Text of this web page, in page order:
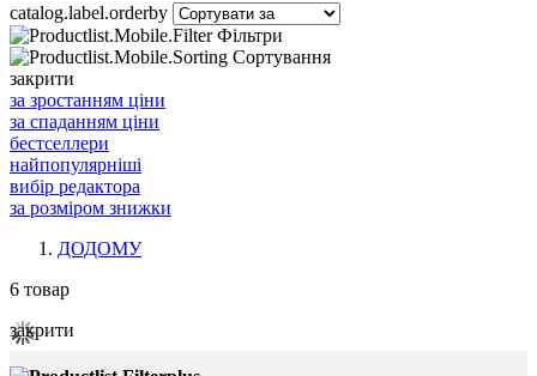
catalog.label.orderby
Фільтри
Сортування
закрити
за зростанням ціни
за спаданням ціни
бестселлери
найпопулярніші
вибір редактора
за розміром знижки
ДОДОМУ
6 товар
закрити